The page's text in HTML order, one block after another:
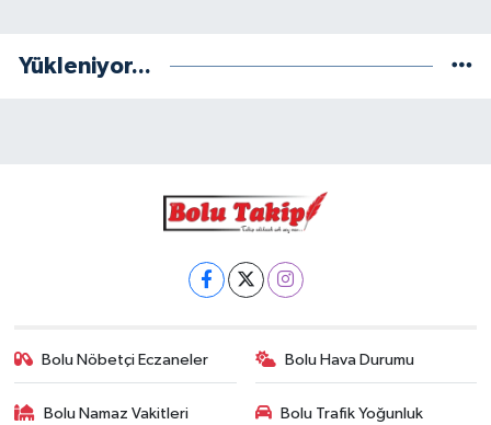
Yükleniyor...
Bolu Nöbetçi Eczaneler Bolu Hava Durumu
Bolu Namaz Vakitleri
Bolu Trafik Yoğunluk